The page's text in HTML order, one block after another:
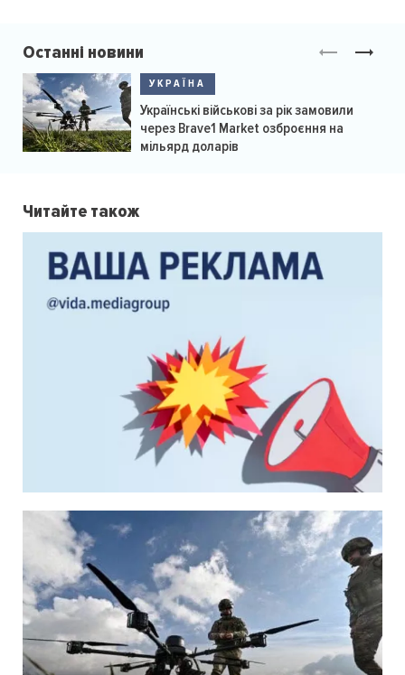
Останні новини
УКРАЇНА
Українські військові за рік замовили
через Brave1 Market озброєння на
мільярд доларів
Читайте також